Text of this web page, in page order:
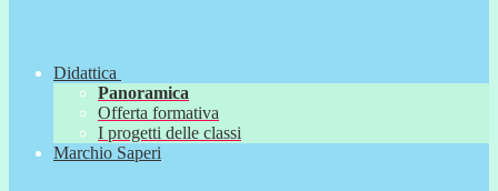
Didattica
Panoramica
Offerta formativa
I progetti delle classi
Marchio Saperi